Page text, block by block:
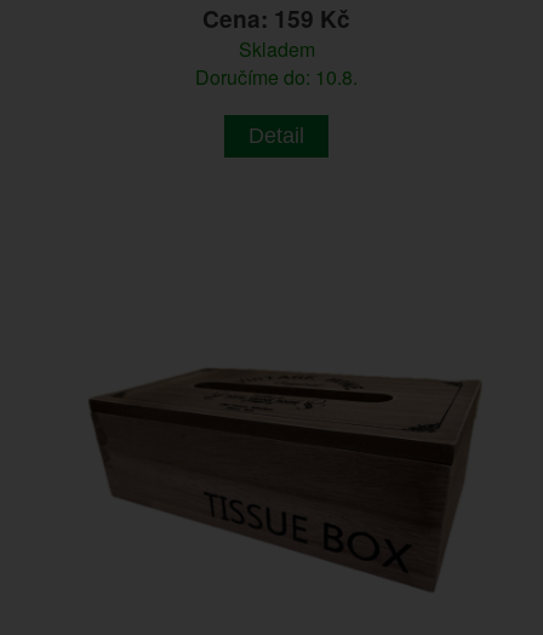
Cena: 159 Kč
Skladem
Doručíme do: 10.8.
Detail